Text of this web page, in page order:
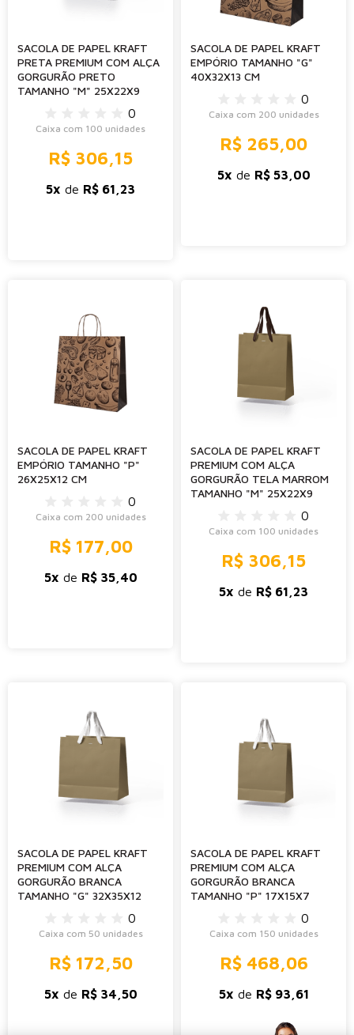
SACOLA DE PAPEL KRAFT
PRETA PREMIUM COM ALÇA
GORGURÃO PRETO
TAMANHO "M" 25X22X9
0
Caixa com 100 unidades
R$ 306,15
5x de R$ 61,23
SACOLA DE PAPEL KRAFT
EMPÓRIO TAMANHO "G"
40X32X13 CM
0
Caixa com 200 unidades
R$ 265,00
5x de R$ 53,00
SACOLA DE PAPEL KRAFT
EMPÓRIO TAMANHO "P"
26X25X12 CM
0
Caixa com 200 unidades
R$ 177,00
5x de R$ 35,40
SACOLA DE PAPEL KRAFT
PREMIUM COM ALÇA
GORGURÃO TELA MARROM
TAMANHO "M" 25X22X9
0
Caixa com 100 unidades
R$ 306,15
5x de R$ 61,23
SACOLA DE PAPEL KRAFT
PREMIUM COM ALÇA
GORGURÃO BRANCA
TAMANHO "G" 32X35X12
0
Caixa com 50 unidades
R$ 172,50
5x de R$ 34,50
SACOLA DE PAPEL KRAFT
PREMIUM COM ALÇA
GORGURÃO BRANCA
TAMANHO "P" 17X15X7
0
Caixa com 150 unidades
R$ 468,06
5x de R$ 93,61